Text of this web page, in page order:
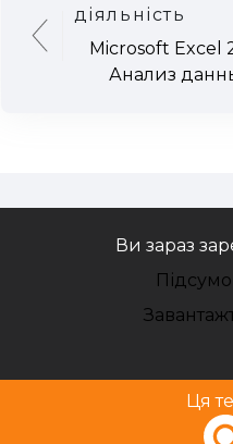
діяльність
Microsoft Excel
Анализ
Ви зараз
Ця